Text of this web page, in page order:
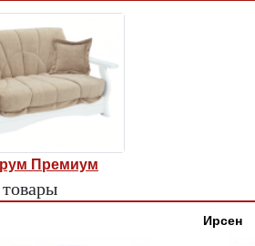
Премиум
Ирсен